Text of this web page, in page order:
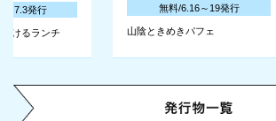
～7.3発行
けるランチ
無料/6.16～19発行
山陰ときめきパフェ